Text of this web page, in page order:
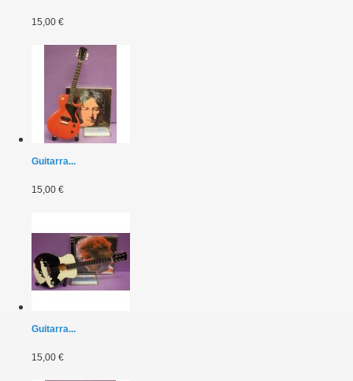
15,00 €
Guitarra...
15,00 €
Guitarra...
15,00 €